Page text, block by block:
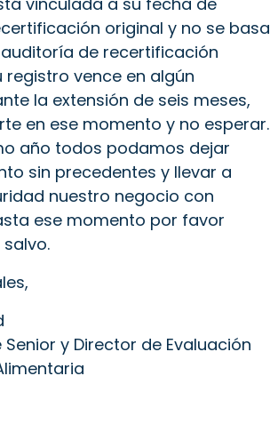
original y no se basa
de recertificación
registro vence en algún
la extensión de seis meses,
en ese momento y no esperar.
año todos podamos dejar
sin precedentes y llevar a
nuestro negocio con
ese momento por favor
y Director de Evaluación